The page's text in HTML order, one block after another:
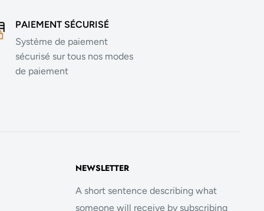
PAIEMENT SÉCURISÉ
Système de paiement
sécurisé sur tous nos modes
de paiement
NEWSLETTER
A short sentence describing what
someone will receive by subscribing